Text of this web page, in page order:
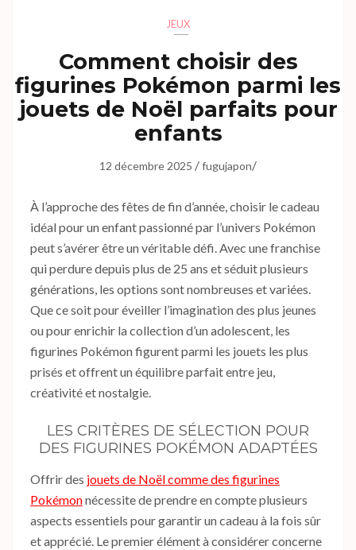
JEUX
Comment choisir des
figurines Pokémon parmi les
jouets de Noël parfaits pour
enfants
12 décembre 2025 /fugujapon/
À l’approche des fêtes de fin d’année, choisir le cadeau
idéal pour un enfant passionné par l’univers Pokémon
peut s’avérer être un véritable défi. Avec une franchise
qui perdure depuis plus de 25 ans et séduit plusieurs
générations, les options sont nombreuses et variées.
Que ce soit pour éveiller l’imagination des plus jeunes
ou pour enrichir la collection d’un adolescent, les
figurines Pokémon figurent parmi les jouets les plus
prisés et offrent un équilibre parfait entre jeu,
créativité et nostalgie.
LES CRITÈRES DE SÉLECTION POUR
DES FIGURINES POKÉMON ADAPTÉES
Offrir des jouets de Noël comme des figurines
Pokémonnécessite de prendre en compte plusieurs
aspects essentiels pour garantir un cadeau à la fois sûr
et apprécié. Le premier élément à considérer concerne